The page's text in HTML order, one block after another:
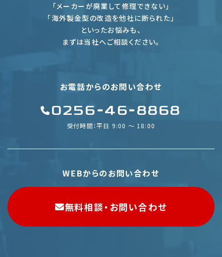
「メーカーが廃業して修理できない」
「海外製金型の改造を他社に断られた」
といったお悩みも、
まずは当社へご相談ください。
お電話からのお問い合わせ
0256-46-8868
受付時間：平日 9:00 〜 18:00
WEBからのお問い合わせ
無料相談・お問い合わせ